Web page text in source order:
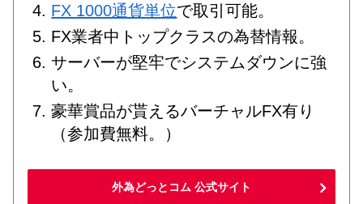
FX 1000通貨単位で取引可能。
FX業者中トップクラスの為替情報。
サーバーが堅牢でシステムダウンに強
い。
豪華賞品が貰えるバーチャルFX有り
（参加費無料。）
外為どっとコム 公式サイト